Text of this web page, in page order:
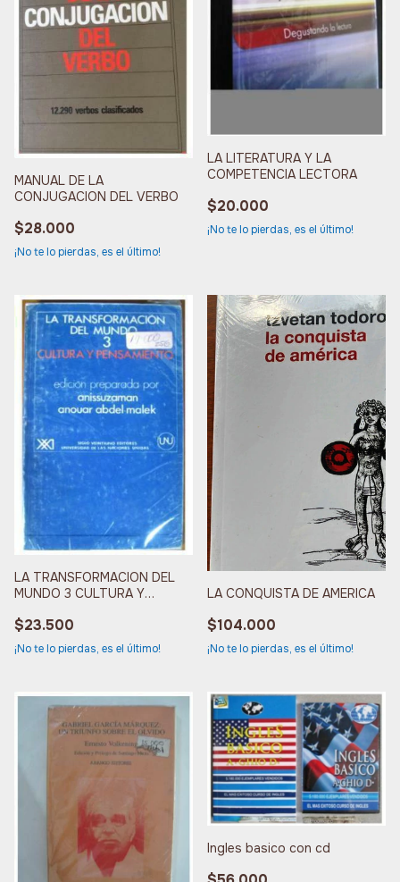
MANUAL DE LA
CONJUGACION DEL VERBO
$28.000
¡No te lo pierdas, es el último!
LA LITERATURA Y LA
COMPETENCIA LECTORA
$20.000
¡No te lo pierdas, es el último!
LA TRANSFORMACION DEL
MUNDO 3 CULTURA Y
$23.500
¡No te lo pierdas, es el último!
LA CONQUISTA DE AMERICA
$104.000
¡No te lo pierdas, es el último!
Ingles basico con cd